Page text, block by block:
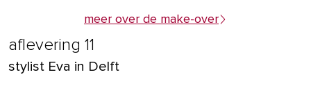
meer over de make-over
aflevering 11
stylist Eva in Delft